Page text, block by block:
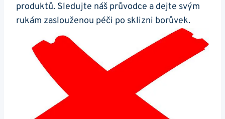
produktů. Sledujte náš průvodce a dejte svým
rukám zaslouženou péči po sklizni borůvek.